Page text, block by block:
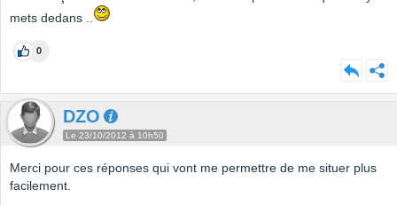
mets dedans ..
0
DZO
Le 23/10/2012 à 10h50
Merci pour ces réponses qui vont me permettre de me situer plus
facilement.